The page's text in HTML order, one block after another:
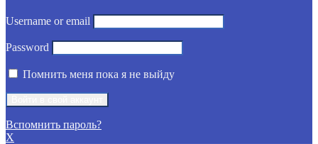
Username or email
Password
Помнить меня пока я не выйду
Вспомнить пароль?
X